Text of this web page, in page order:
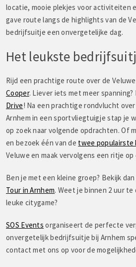
locatie, mooie plekjes voor activiteiten
gave route langs de highlights van de
bedrijfsuitje een onvergetelijke dag.
Het leukste
Rijd een prachtige route over de
Cooper. Liever iets met meer spanning?
Drive! Na een prachtige rondvlucht
Arnhem in een sportvliegtuigje stap je
op zoek naar volgende opdrachten. Of
en bezoek één van de twee populairste
Veluwe en maak vervolgens een ritje
Ben je met een kleine groep? Bekijk
Tour in Arnhem. Weet je binnen 2 uur
leuke citygame?
SOS Events organiseert de perfecte
onvergetelijk bedrijfsuitje bij Arnhem
contact met ons op voor de